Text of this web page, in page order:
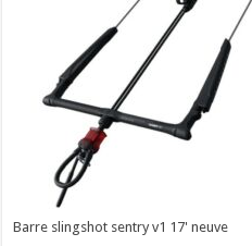
Barre slingshot sentry v1 17' neuve